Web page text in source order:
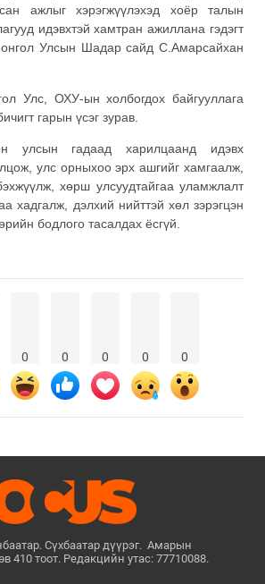
ажлыг хэрэгжүүлэхэд хоёр талын
идэвхтэй хамтран ажиллана гэдэгт
Улсын Шадар сайд С.Амарсайхан
Улс, ОХУ-ын холбогдох байгууллага
гарын үсэг зурав.
улсын гадаад харилцаанд идэвх
улс орныхоо эрх ашгийг хамгаалж,
хөрш улсуудтайгаа уламжлалт
хадгалж, дэлхий нийттэй хөл зэрэгцэн
бодлого тасалдах ёсгүй.
0 0 0 0 0
Сүхбаатар дүүрэг. Амарын
410 тоот. Редакцийн утас: 77710088.